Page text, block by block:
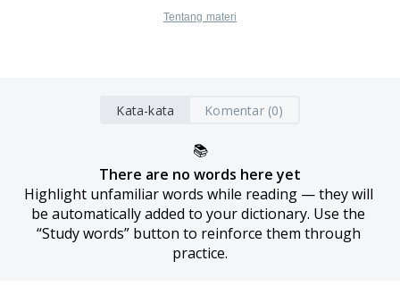
Tentang materi
Kata-kata Komentar (0)
📚
There are no words here yet
Highlight unfamiliar words while reading — they will
be automatically added to your dictionary. Use the
“Study words” button to reinforce them through
practice.